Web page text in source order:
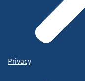
Privacy